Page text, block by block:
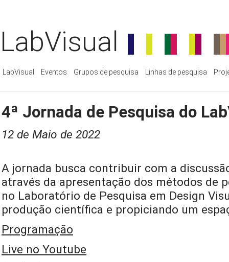
LabVisual
LabVisual Eventos Grupos de pesquisa Linhas de pesquisa
4ª Jornada de Pesquisa do
12 de Maio de 2022
A jornada busca contribuir com a
através da apresentação dos métodos de
no Laboratório de Pesquisa em Design
produção científica e propiciando um
Programação
Live no Youtube